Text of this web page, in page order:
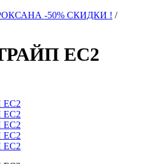
-50% СКИДКИ ! /
EC2